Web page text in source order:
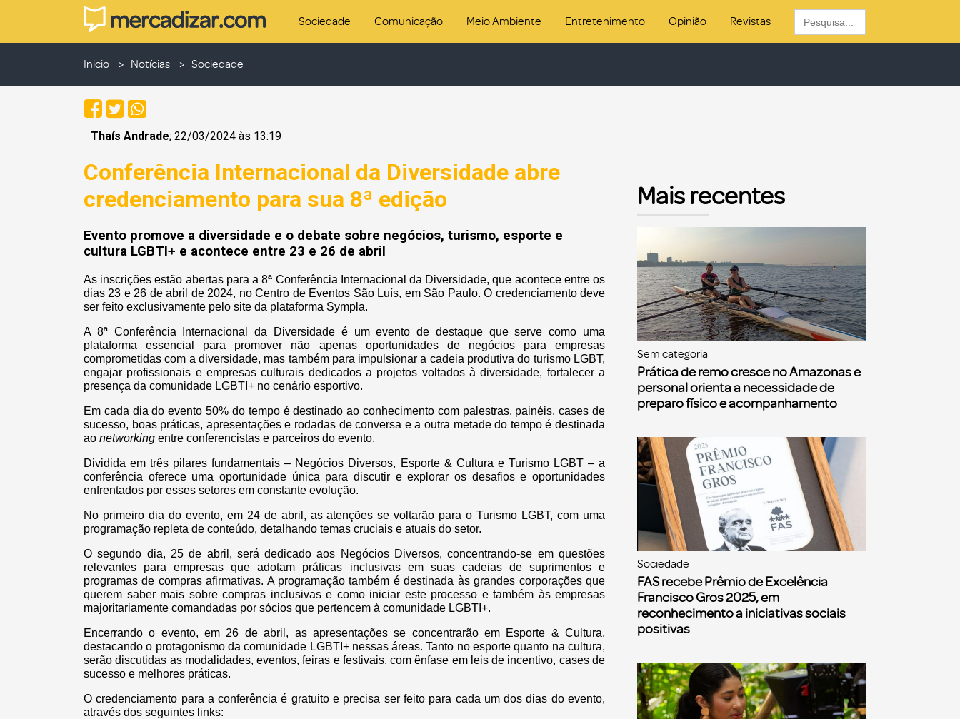
Sociedade Comunicação Meio Ambiente Entretenimento Opinião Revistas
Search
for:
Inicio Notícias Sociedade
Thaís Andrade; 22/03/2024 às 13:19
Conferência Internacional da Diversidade abre
credenciamento para sua 8ª edição
Evento promove a diversidade e o debate sobre negócios, turismo, esporte e
cultura LGBTI+ e acontece entre 23 e 26 de abril
As inscrições estão abertas para a 8ª Conferência Internacional da Diversidade, que acontece entre os
dias 23 e 26 de abril de 2024, no Centro de Eventos São Luís, em São Paulo. O credenciamento deve
ser feito exclusivamente pelo site da plataforma Sympla.
A 8ª Conferência Internacional da Diversidade é um evento de destaque que serve como uma
plataforma essencial para promover não apenas oportunidades de negócios para empresas
comprometidas com a diversidade, mas também para impulsionar a cadeia produtiva do turismo LGBT,
engajar profissionais e empresas culturais dedicados a projetos voltados à diversidade, fortalecer a
presença da comunidade LGBTI+ no cenário esportivo.
Em cada dia do evento 50% do tempo é destinado ao conhecimento com palestras, painéis, cases de
sucesso, boas práticas, apresentações e rodadas de conversa e a outra metade do tempo é destinada
ao networking entre conferencistas e parceiros do evento.
Dividida em três pilares fundamentais – Negócios Diversos, Esporte & Cultura e Turismo LGBT – a
conferência oferece uma oportunidade única para discutir e explorar os desafios e oportunidades
enfrentados por esses setores em constante evolução.
No primeiro dia do evento, em 24 de abril, as atenções se voltarão para o Turismo LGBT, com uma
programação repleta de conteúdo, detalhando temas cruciais e atuais do setor.
O segundo dia, 25 de abril, será dedicado aos Negócios Diversos, concentrando-se em questões
relevantes para empresas que adotam práticas inclusivas em suas cadeias de suprimentos e
programas de compras afirmativas. A programação também é destinada às grandes corporações que
querem saber mais sobre compras inclusivas e como iniciar este processo e também às empresas
majoritariamente comandadas por sócios que pertencem à comunidade LGBTI+.
Encerrando o evento, em 26 de abril, as apresentações se concentrarão em Esporte & Cultura,
destacando o protagonismo da comunidade LGBTI+ nessas áreas. Tanto no esporte quanto na cultura,
serão discutidas as modalidades, eventos, feiras e festivais, com ênfase em leis de incentivo, cases de
sucesso e melhores práticas.
O credenciamento para a conferência é gratuito e precisa ser feito para cada um dos dias do evento,
através dos seguintes links:
Mais recentes
Sem categoria
Prática de remo cresce no Amazonas e
personal orienta a necessidade de
preparo físico e acompanhamento
Sociedade
FAS recebe Prêmio de Excelência
Francisco Gros 2025, em
reconhecimento a iniciativas sociais
positivas